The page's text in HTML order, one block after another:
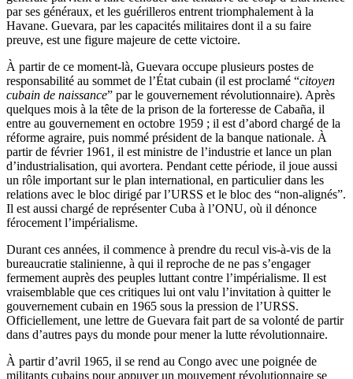
par ses généraux, et les guérilleros entrent triomphalement à la
Havane. Guevara, par les capacités militaires dont il a su faire
preuve, est une figure majeure de cette victoire.
À partir de ce moment-là, Guevara occupe plusieurs postes de
responsabilité au sommet de l’État cubain (il est proclamé “citoyen
cubain de naissance” par le gouvernement révolutionnaire). Après
quelques mois à la tête de la prison de la forteresse de Cabaña, il
entre au gouvernement en octobre 1959 ; il est d’abord chargé de la
réforme agraire, puis nommé président de la banque nationale. À
partir de février 1961, il est ministre de l’industrie et lance un plan
d’industrialisation, qui avortera. Pendant cette période, il joue aussi
un rôle important sur le plan international, en particulier dans les
relations avec le bloc dirigé par l’URSS et le bloc des “non-alignés”.
Il est aussi chargé de représenter Cuba à l’ONU, où il dénonce
férocement l’impérialisme.
Durant ces années, il commence à prendre du recul vis-à-vis de la
bureaucratie stalinienne, à qui il reproche de ne pas s’engager
fermement auprès des peuples luttant contre l’impérialisme. Il est
vraisemblable que ces critiques lui ont valu l’invitation à quitter le
gouvernement cubain en 1965 sous la pression de l’URSS.
Officiellement, une lettre de Guevara fait part de sa volonté de partir
dans d’autres pays du monde pour mener la lutte révolutionnaire.
À partir d’avril 1965, il se rend au Congo avec une poignée de
militants cubains pour appuyer un mouvement révolutionnaire se